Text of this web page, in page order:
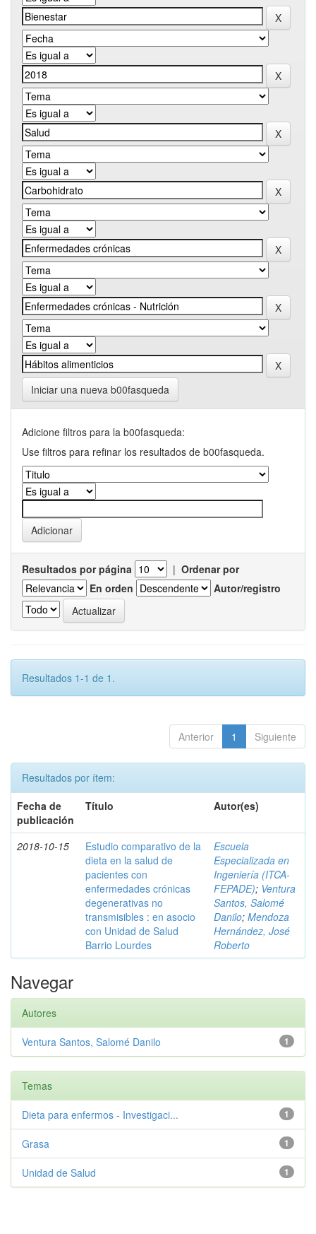
Iniciar una nueva b00fasqueda
Adicione filtros para la b00fasqueda:
Use filtros para refinar los resultados de b00fasqueda.
Resultados por página | Ordenar por
En orden
Autor/registro
Resultados 1-1 de 1.
Anterior 1 Siguiente
Resultados por ítem:
Fecha de
publicación
Título Autor(es)
2018-10-15
Estudio comparativo de la
dieta en la salud de
pacientes con
enfermedades crónicas
degenerativas no
transmisibles : en asocio
con Unidad de Salud
Barrio Lourdes
Escuela
Especializada en
Ingeniería (ITCA-
FEPADE); Ventura
Santos, Salomé
Danilo; Mendoza
Hernández, José
Roberto
Navegar
Autores
1
Ventura Santos, Salomé Danilo
Temas
1
Dieta para enfermos - Investigaci...
1
Grasa
1
Unidad de Salud